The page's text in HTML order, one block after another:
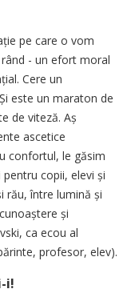
pe care o vom
- un efort moral
Cere un
este un maraton de
de viteză. Aș
ascetice
confortul, le găsim
copii, elevi și
rău, între lumină și
și
ca ecou al
profesor, elev).
i!